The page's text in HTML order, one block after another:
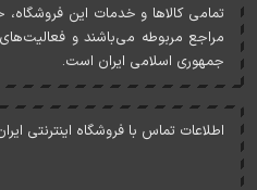
تمامی کالاها و خدمات اين
مراجع مربوطه می‌باشند و
جمهوری اسلامی ايران است.
اطلاعات تماس با فروشگاه اینترنتی